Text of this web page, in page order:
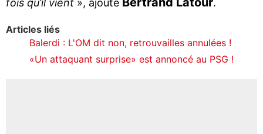
fois qu’il vient », ajoute .
Articles liés
Balerdi : L'OM dit non, retrouvailles annulées !
«Un attaquant surprise» est annoncé au PSG !